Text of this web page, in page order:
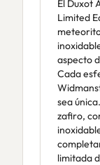
El Duxot
Limited
aspecto
Cada
sea
zafiro,
limitada